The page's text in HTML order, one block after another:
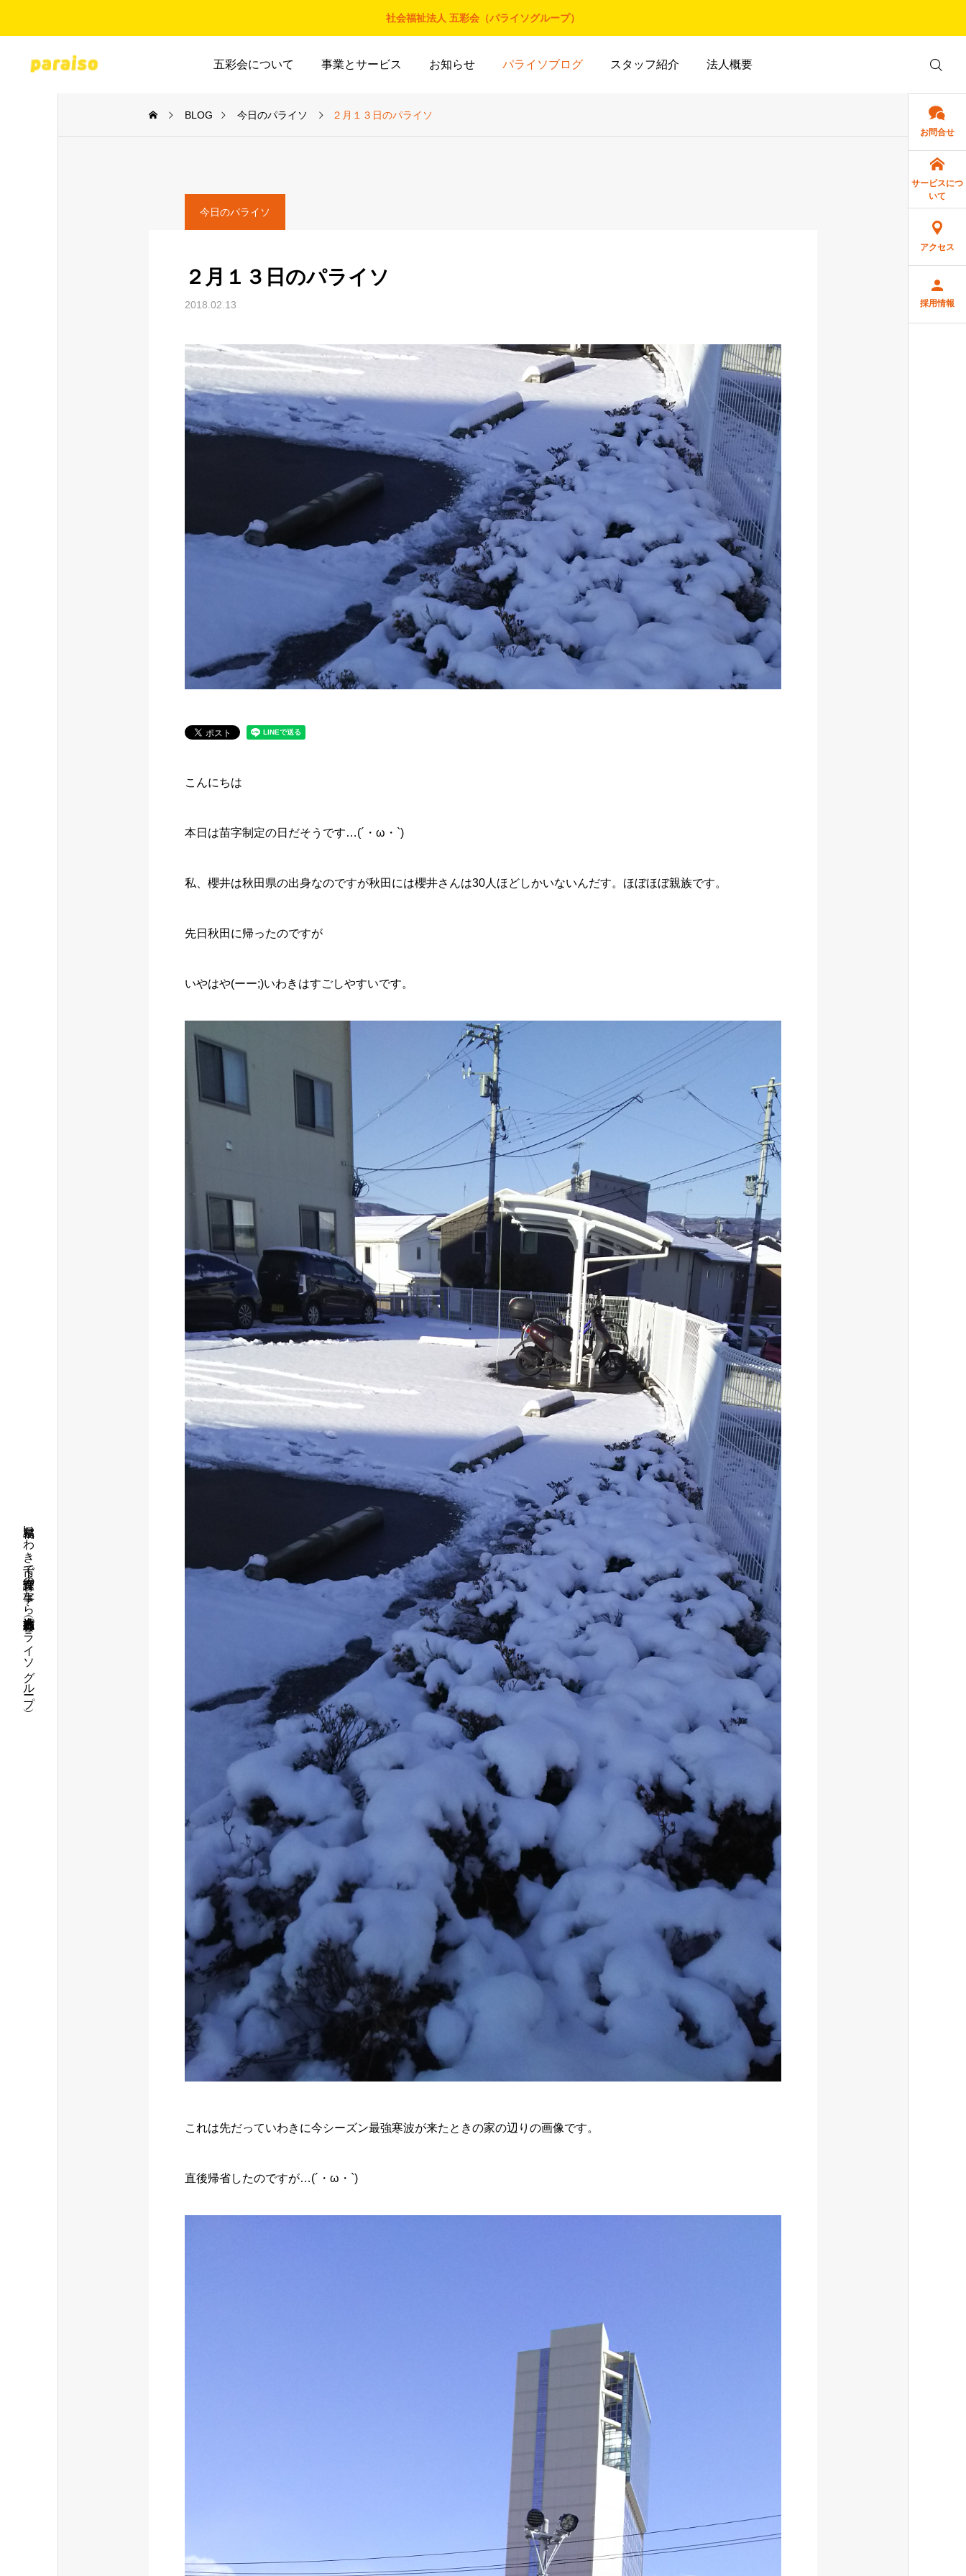
社会福祉法人 五彩会（パライソグループ）
五彩会について 事業とサービス お知らせ パライソブログ スタッフ紹介 法人概要
福島県いわき市で介護・保育の事なら社会福祉法人 五彩会（パライソグループ）
お問合せ
サービスにつ
いて
アクセス
採用情報
BLOG 今日のパライソ ２月１３日のパライソ
今日のパライソ
２月１３日のパライソ
2018.02.13
こんにちは
本日は苗字制定の日だそうです…(´・ω・`)
私、櫻井は秋田県の出身なのですが秋田には櫻井さんは30人ほどしかいないんだす。ほぼほぼ親族です。
先日秋田に帰ったのですが
いやはや(ーー;)いわきはすごしやすいです。
これは先だっていわきに今シーズン最強寒波が来たときの家の辺りの画像です。
直後帰省したのですが…(´・ω・`)